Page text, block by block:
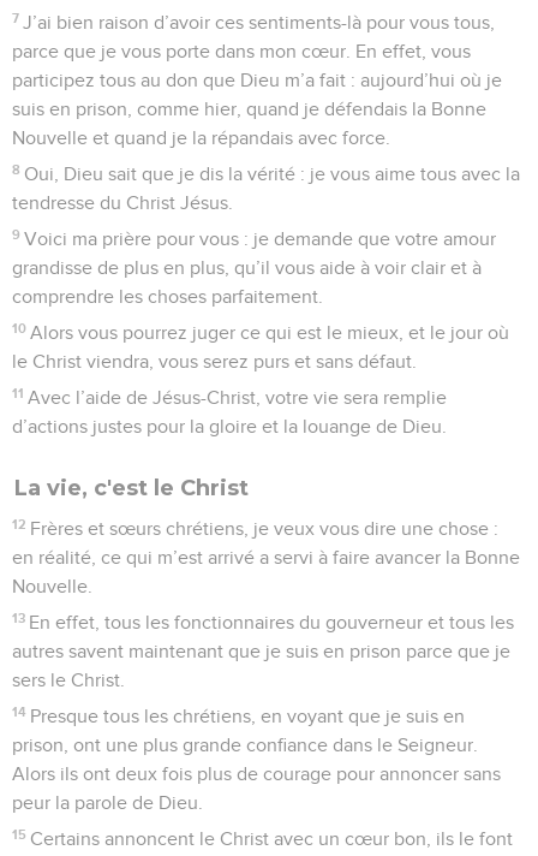
7 J’ai bien raison d’avoir ces sentiments-là pour vous tous,
parce que je vous porte dans mon cœur. En effet, vous
participez tous au don que Dieu m’a fait : aujourd’hui où je
suis en prison, comme hier, quand je défendais la Bonne
Nouvelle et quand je la répandais avec force.
8 Oui, Dieu sait que je dis la vérité : je vous aime tous avec la
tendresse du Christ Jésus.
9 Voici ma prière pour vous : je demande que votre amour
grandisse de plus en plus, qu’il vous aide à voir clair et à
comprendre les choses parfaitement.
10 Alors vous pourrez juger ce qui est le mieux, et le jour où
le Christ viendra, vous serez purs et sans défaut.
11 Avec l’aide de Jésus-Christ, votre vie sera remplie
d’actions justes pour la gloire et la louange de Dieu.
La vie, c'est le Christ
12 Frères et sœurs chrétiens, je veux vous dire une chose :
en réalité, ce qui m’est arrivé a servi à faire avancer la Bonne
Nouvelle.
13 En effet, tous les fonctionnaires du gouverneur et tous les
autres savent maintenant que je suis en prison parce que je
sers le Christ.
14 Presque tous les chrétiens, en voyant que je suis en
prison, ont une plus grande confiance dans le Seigneur.
Alors ils ont deux fois plus de courage pour annoncer sans
peur la parole de Dieu.
15 Certains annoncent le Christ avec un cœur bon, ils le font